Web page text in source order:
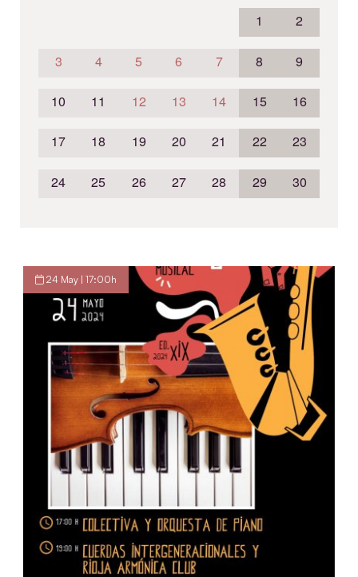
1
2
3 4 5 6 7 8 9
10 11 12 13 14 15 16
17 18 19 20 21 22 23
24 25 26 27 28 29 30
24 May | 17:00h